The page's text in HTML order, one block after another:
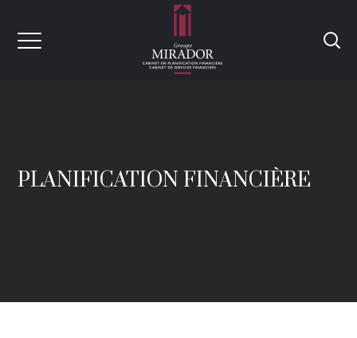
PLANIFICATION FINANCIÈRE